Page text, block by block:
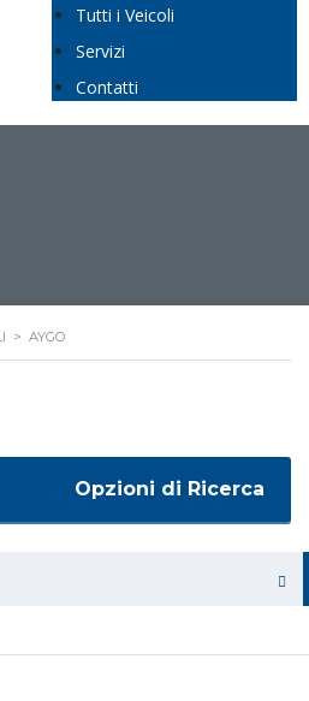
Tutti i Veicoli
Servizi
Contatti
> AYGO
Opzioni di Ricerca